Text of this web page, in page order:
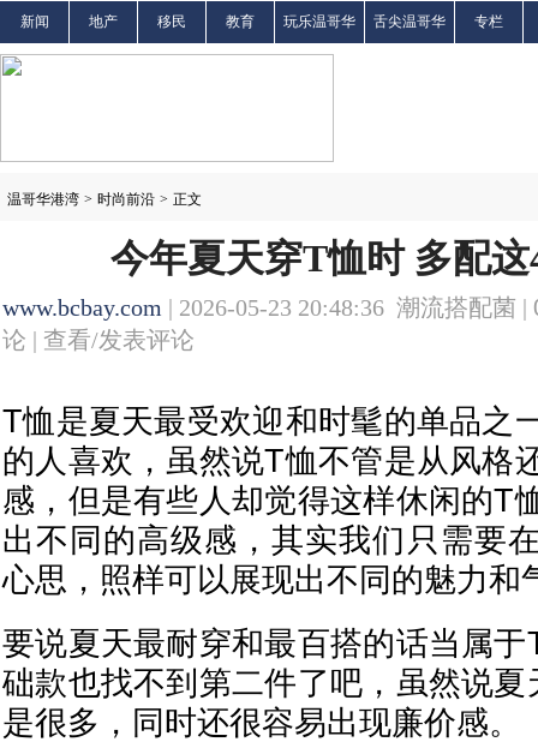
新闻 地产 移民 教育 玩乐温哥华 舌尖温哥华 专栏
温哥华港湾 > 时尚前沿 > 正文
今年夏天穿T恤时 多配这
www.bcbay.com | 2026-05-23 20:48:36 潮流搭配菌 |
论 | 查看/发表评论
T恤是夏天最受欢迎和时髦的单品之
的人喜欢，虽然说T恤不管是从风格
感，但是有些人却觉得这样休闲的T
出不同的高级感，其实我们只需要
心思，照样可以展现出不同的魅力和
要说夏天最耐穿和最百搭的话当属
础款也找不到第二件了吧，虽然说
是很多，同时还很容易出现廉价感。